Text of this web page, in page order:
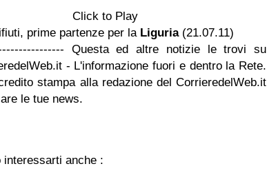
Click to Play
prime partenze per la Liguria(21.07.11)
Questa ed altre notizie le trovi su
- L'informazione fuori e dentro la Rete.
stampa alla redazione del CorrieredelWeb.it
le tue news.
interessarti anche :